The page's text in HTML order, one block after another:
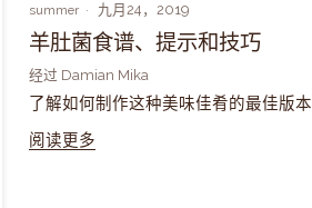
summer
九月24，2019
羊肚菌食谱、提示和技巧
经过 Damian Mika
了解如何制作这种美味佳肴的最佳版本
阅读更多